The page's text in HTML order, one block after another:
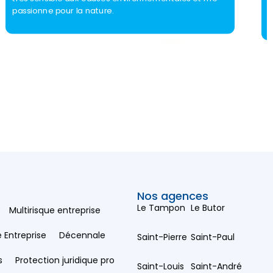
passionne pour la nature.
Nos agences
Le Tampon
Saint-Pierre
Saint-Louis
Le Butor
Saint-Paul
Saint-André
Multirisque entreprise
Entreprise Décennale
Protection juridique pro